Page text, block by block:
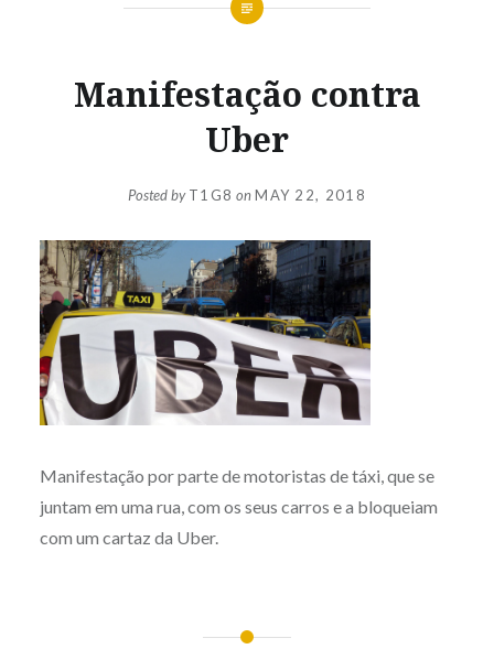
Manifestação contra
Uber
Posted byT1G8 onMAY 22, 2018
Manifestação por parte de motoristas de táxi, que se
juntam em uma rua, com os seus carros e a bloqueiam
com um cartaz da Uber.